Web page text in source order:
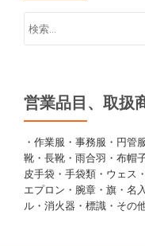
営業品目、取扱
・作業服・事務服・円管
靴・長靴・雨合羽・布帽
皮手袋・手袋類・ウェス
エプロン・腕章・旗・名
ル・消火器・標識・その